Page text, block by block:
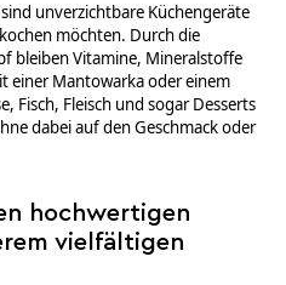
unverzichtbare Küchengeräte
möchten. Durch die
bleiben Vitamine, Mineralstoffe
einer Mantowarka oder einem
Fisch, Fleisch und sogar Desserts
dabei auf den Geschmack oder
hochwertigen
vielfältigen